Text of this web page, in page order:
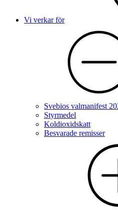
Vi verkar för
Svebios valmanifest
Styrmedel
Koldioxidskatt
Besvarade remisser